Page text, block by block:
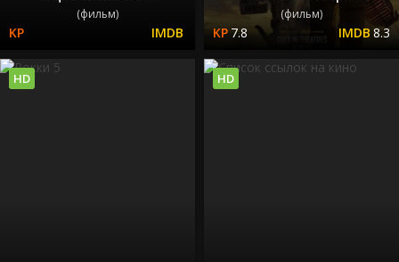
(фильм) (фильм)
7.8 8.3
HD HD